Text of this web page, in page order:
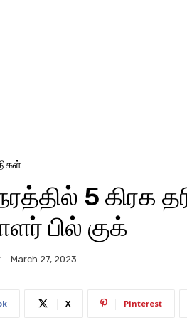
5 கிரக
பில் குக்
March 27, 2023
X Pinterest